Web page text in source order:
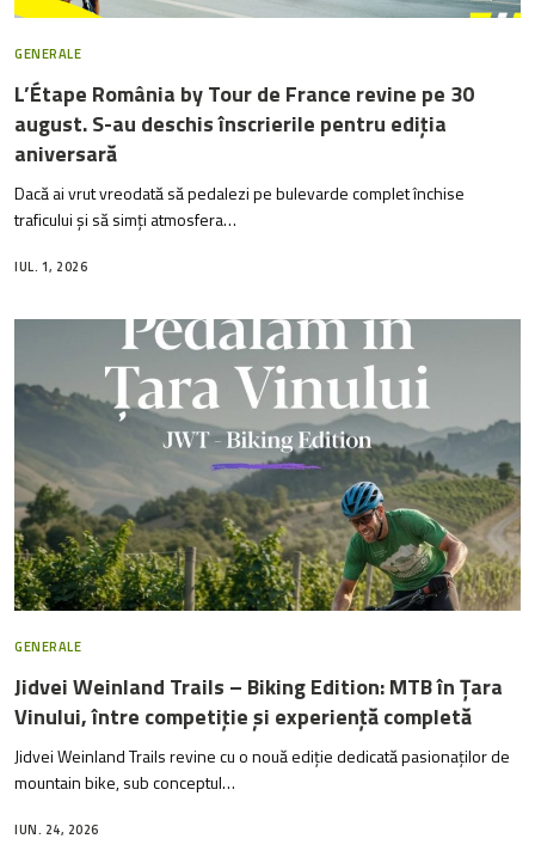
GENERALE
L’Étape România by Tour de France revine pe 30
august. S-au deschis înscrierile pentru ediția
aniversară
Dacă ai vrut vreodată să pedalezi pe bulevarde complet închise
traficului și să simți atmosfera…
IUL. 1, 2026
GENERALE
Jidvei Weinland Trails – Biking Edition: MTB în Țara
Vinului, între competiție și experiență completă
Jidvei Weinland Trails revine cu o nouă ediție dedicată pasionaților de
mountain bike, sub conceptul…
IUN. 24, 2026